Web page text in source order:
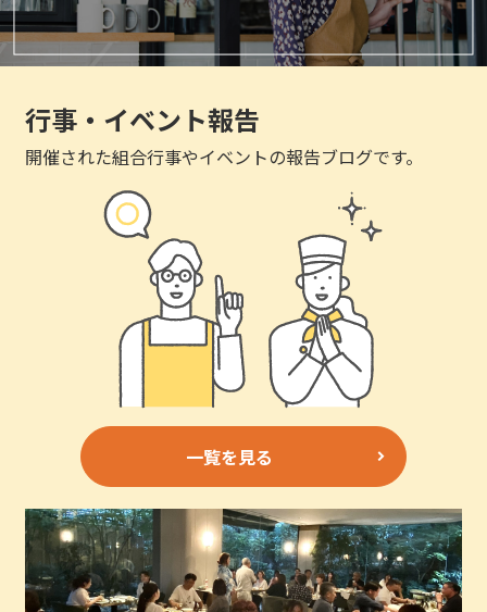
行事・イベント報告
開催された組合行事やイベントの報告ブログです。
一覧を見る